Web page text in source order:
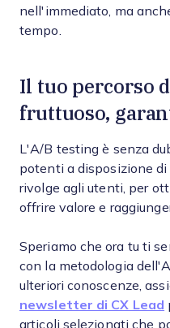
nell'immediato, ma
tempo.
Il tuo percorso
fruttuoso,
L'A/B testing è senza
potenti a disposizione
rivolge agli utenti, per
offrire valore e
Speriamo che ora tu ti
con la metodologia
ulteriori conoscenze,
newsletter di CX Lead
articoli selezionati che